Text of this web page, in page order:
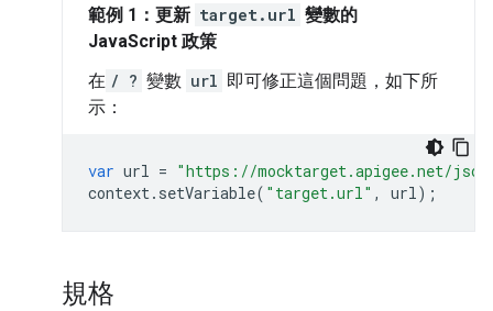
範例 1：更新 target.url 變數的
JavaScript 政策
在 / ? 變數 url 即可修正這個問題，如下所
示：
var url = "https://mocktarget.apigee.net/
context. setVariable( "target.url" , url);
規格